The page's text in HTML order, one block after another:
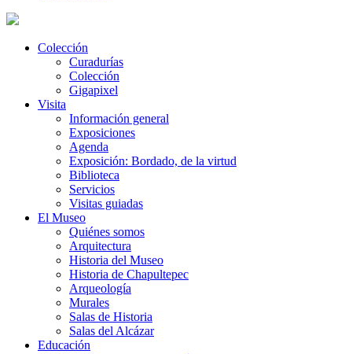
Colección
Curadurías
Colección
Gigapixel
Visita
Información general
Exposiciones
Agenda
Exposición: Bordado, de la virtud
Biblioteca
Servicios
Visitas guiadas
El Museo
Quiénes somos
Arquitectura
Historia del Museo
Historia de Chapultepec
Arqueología
Murales
Salas de Historia
Salas del Alcázar
Educación